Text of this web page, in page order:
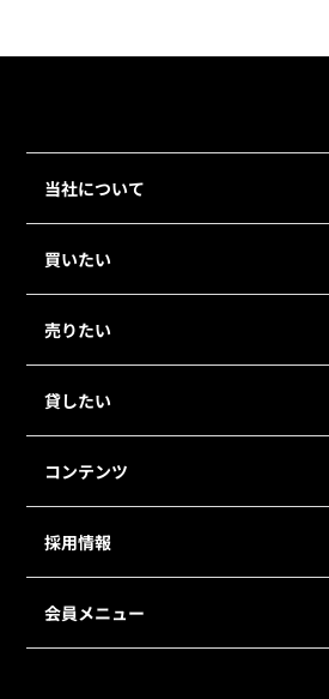
当社について
買いたい
売りたい
貸したい
コンテンツ
採用情報
会員メニュー